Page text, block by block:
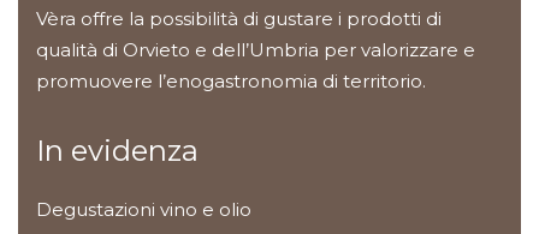
Vèra offre la possibilità di gustare i prodotti di
qualità di Orvieto e dell’Umbria per valorizzare e
promuovere l’enogastronomia di territorio.
In evidenza
Degustazioni vino e olio